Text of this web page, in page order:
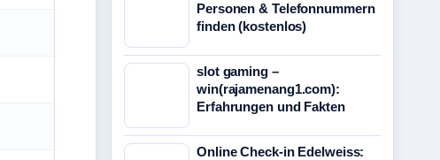
Personen & Telefonnummern
finden (kostenlos)
slot gaming –
win(rajamenang1.com):
Erfahrungen und Fakten
Online Check-in Edelweiss: